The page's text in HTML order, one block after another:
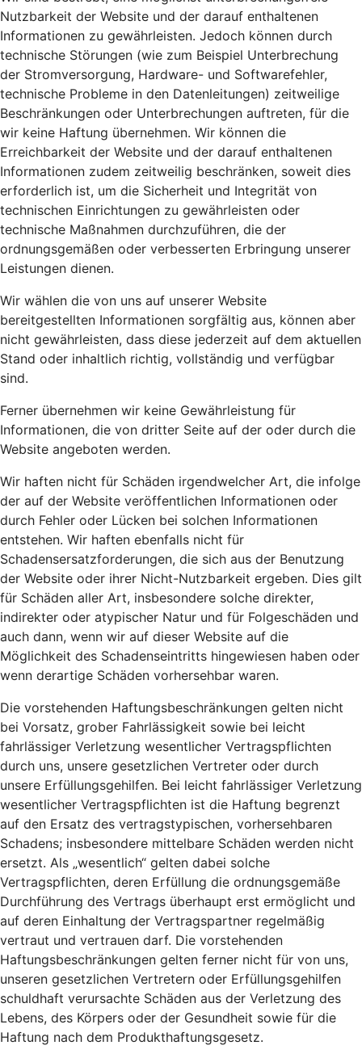
Nutzbarkeit der Website und der darauf enthaltenen
Informationen zu gewährleisten. Jedoch können durch
technische Störungen (wie zum Beispiel Unterbrechung
der Stromversorgung, Hardware- und Softwarefehler,
technische Probleme in den Datenleitungen) zeitweilige
Beschränkungen oder Unterbrechungen auftreten, für die
wir keine Haftung übernehmen. Wir können die
Erreichbarkeit der Website und der darauf enthaltenen
Informationen zudem zeitweilig beschränken, soweit dies
erforderlich ist, um die Sicherheit und Integrität von
technischen Einrichtungen zu gewährleisten oder
technische Maßnahmen durchzuführen, die der
ordnungsgemäßen oder verbesserten Erbringung unserer
Leistungen dienen.
Wir wählen die von uns auf unserer Website
bereitgestellten Informationen sorgfältig aus, können aber
nicht gewährleisten, dass diese jederzeit auf dem aktuellen
Stand oder inhaltlich richtig, vollständig und verfügbar
sind.
Ferner übernehmen wir keine Gewährleistung für
Informationen, die von dritter Seite auf der oder durch die
Website angeboten werden.
Wir haften nicht für Schäden irgendwelcher Art, die infolge
der auf der Website veröffentlichen Informationen oder
durch Fehler oder Lücken bei solchen Informationen
entstehen. Wir haften ebenfalls nicht für
Schadensersatzforderungen, die sich aus der Benutzung
der Website oder ihrer Nicht-Nutzbarkeit ergeben. Dies gilt
für Schäden aller Art, insbesondere solche direkter,
indirekter oder atypischer Natur und für Folgeschäden und
auch dann, wenn wir auf dieser Website auf die
Möglichkeit des Schadenseintritts hingewiesen haben oder
wenn derartige Schäden vorhersehbar waren.
Die vorstehenden Haftungsbeschränkungen gelten nicht
bei Vorsatz, grober Fahrlässigkeit sowie bei leicht
fahrlässiger Verletzung wesentlicher Vertragspflichten
durch uns, unsere gesetzlichen Vertreter oder durch
unsere Erfüllungsgehilfen. Bei leicht fahrlässiger Verletzung
wesentlicher Vertragspflichten ist die Haftung begrenzt
auf den Ersatz des vertragstypischen, vorhersehbaren
Schadens; insbesondere mittelbare Schäden werden nicht
ersetzt. Als „wesentlich“ gelten dabei solche
Vertragspflichten, deren Erfüllung die ordnungsgemäße
Durchführung des Vertrags überhaupt erst ermöglicht und
auf deren Einhaltung der Vertragspartner regelmäßig
vertraut und vertrauen darf. Die vorstehenden
Haftungsbeschränkungen gelten ferner nicht für von uns,
unseren gesetzlichen Vertretern oder Erfüllungsgehilfen
schuldhaft verursachte Schäden aus der Verletzung des
Lebens, des Körpers oder der Gesundheit sowie für die
Haftung nach dem Produkthaftungsgesetz.